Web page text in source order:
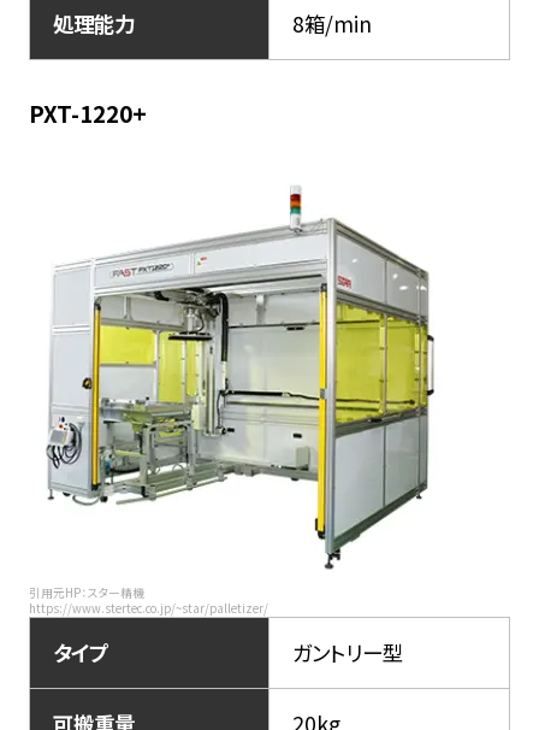
処理能力 8箱/min
PXT-1220+
引用元HP：スター精機
https://www.stertec.co.jp/~star/palletizer/
タイプ ガントリー型
可搬重量 20kg